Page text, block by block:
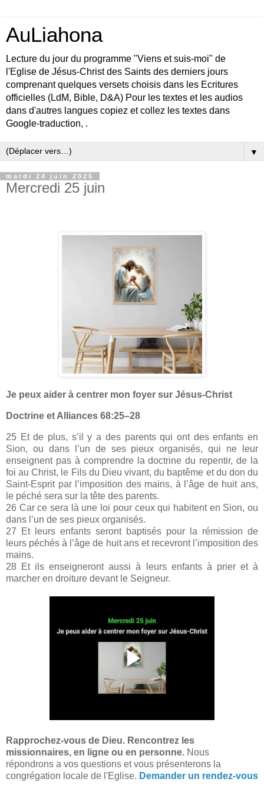
AuLiahona
Lecture du jour du programme "Viens et suis-moi" de
l'Eglise de Jésus-Christ des Saints des derniers jours
comprenant quelques versets choisis dans les Ecritures
officielles (LdM, Bible, D&A) Pour les textes et les audios
dans d'autres langues copiez et collez les textes dans
Google-traduction, .
▼
mardi 24 juin 2025
Mercredi 25 juin
Je peux aider à centrer mon foyer sur Jésus-Christ
Doctrine et Alliances 68:25–28
25 Et de plus, s’il y a des parents qui ont des enfants en
Sion, ou dans l’un de ses pieux organisés, qui ne leur
enseignent pas à comprendre la doctrine du repentir, de la
foi au Christ, le Fils du Dieu vivant, du baptême et du don du
Saint-Esprit par l’imposition des mains, à l’âge de huit ans,
le péché sera sur la tête des parents.
26 Car ce sera là une loi pour ceux qui habitent en Sion, ou
dans l’un de ses pieux organisés.
27 Et leurs enfants seront baptisés pour la rémission de
leurs péchés à l’âge de huit ans et recevront l’imposition des
mains.
28 Et ils enseigneront aussi à leurs enfants à prier et à
marcher en droiture devant le Seigneur.
Rapprochez-vous de Dieu. Rencontrez les
missionnaires, en ligne ou en personne. Nous
répondrons a vos questions et vous présenterons la
congrégation locale de l'Eglise. Demander un rendez-vous